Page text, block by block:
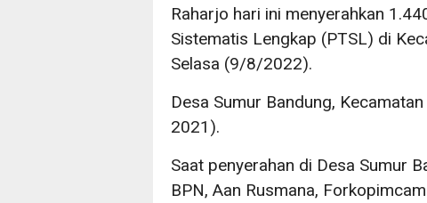
Raharjo hari ini menyerahkan
Sistematis Lengkap (PTSL) di
Selasa (9/8/2022).
Desa Sumur Bandung,
2021).
Saat penyerahan di Desa Sumur
BPN, Aan Rusmana,